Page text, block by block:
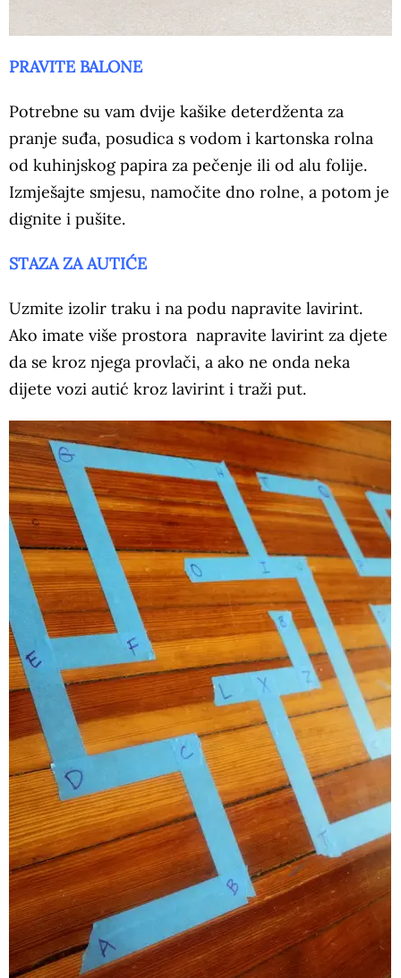
PRAVITE BALONE
Potrebne su vam dvije kašike deterdženta za
pranje suđa, posudica s vodom i kartonska rolna
od kuhinjskog papira za pečenje ili od alu folije.
Izmješajte smjesu, namočite dno rolne, a potom je
dignite i pušite.
STAZA ZA AUTIĆE
Uzmite izolir traku i na podu napravite lavirint.
Ako imate više prostora napravite lavirint za djete
da se kroz njega provlači, a ako ne onda neka
dijete vozi autić kroz lavirint i traži put.